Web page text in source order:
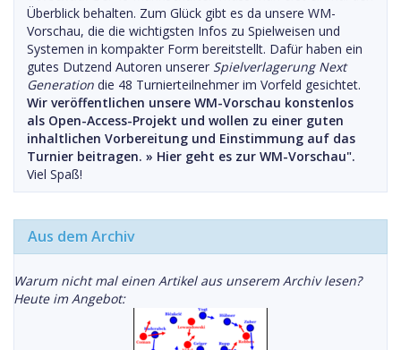
Überblick behalten. Zum Glück gibt es da unsere WM-
Vorschau, die die wichtigsten Infos zu Spielweisen und
Systemen in kompakter Form bereitstellt. Dafür haben ein
gutes Dutzend Autoren unserer Spielverlagerung Next
Generation die 48 Turnierteilnehmer im Vorfeld gesichtet.
Wir veröffentlichen unsere WM-Vorschau konstenlos
als Open-Access-Projekt und wollen zu einer guten
inhaltlichen Vorbereitung und Einstimmung auf das
Turnier beitragen. » Hier geht es zur WM-Vorschau".
Viel Spaß!
Aus dem Archiv
Warum nicht mal einen Artikel aus unserem Archiv lesen?
Heute im Angebot: